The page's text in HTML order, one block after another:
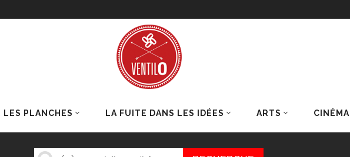
LES PLANCHES LA FUITE DANS LES IDÉES ARTS CINÉMA